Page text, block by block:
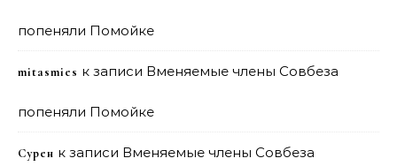
попеняли Помойке
mitasmies к записи Вменяемые члены Совбеза
попеняли Помойке
Сурен к записи Вменяемые члены Совбеза